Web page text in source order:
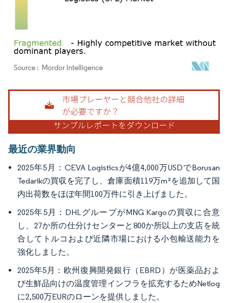
画像 © Mordor Intelligence。再利用にはCC BY 4.0の表示が必要です。
最近の業界動向
2025年5月：CEVA Logisticsが4億4,000万USDでBorusan
Tedarikの買収を完了し、倉庫面積119万m²を追加して国
内出荷数をほぼ年間100万件に引き上げました。
2025年5月：DHLグループがMNG Kargoの買収に合意
し、27か所の仕分けセンターと800か所以上の支店を統
合してトルコおよび近隣市場における小包輸送能力を
強化しました。
2025年5月：欧州復興開発銀行（EBRD）が医薬品およ
び生鮮品向けの温度管理インフラを拡充するためNetlog
に2,500万EURのローンを提供しました。